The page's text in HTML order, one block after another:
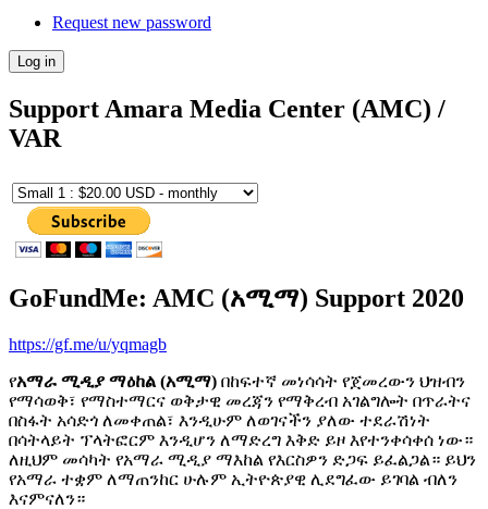
Request new password
Support Amara Media Center (AMC) /
VAR
GoFundMe: AMC (አሚማ) Support 2020
https://gf.me/u/yqmagb
የአማራ ሚዲያ ማዕከል (አሚማ) በከፍተኛ መነሳሳት የጀመረውን ህዝብን
የማሳወቅ፣ የማስተማርና ወቅታዊ መረጃን የማቅረብ አገልግሎት በጥራትና
በስፋት አሳድጎ ለመቀጠል፣ እንዲሁም ለወገናችን ያለው ተደራሽነት
በሳትላይት ፕላትፎርም እንዲሆን ለማድረግ እቅድ ይዞ እየተንቀሳቀሰ ነው።
ለዚህም መሳካት የአማራ ሚዲያ ማእከል የእርስዎን ድጋፍ ይፈልጋል። ይህን
የአማራ ተቋም ለማጠንከር ሁሉም ኢትዮጵያዊ ሊደግፈው ይገባል ብለን
እናምናለን።